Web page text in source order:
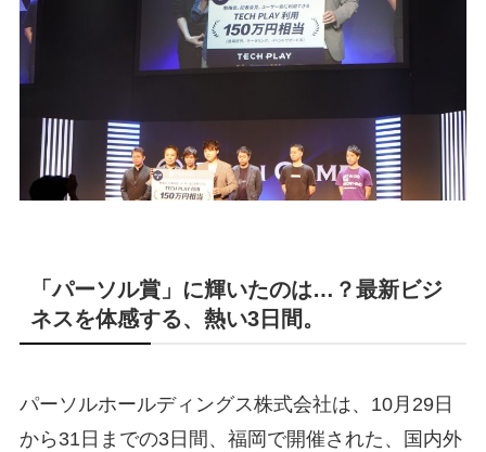
「パーソル賞」に輝いたのは…？最新ビジ
ネスを体感する、熱い3日間。
パーソルホールディングス株式会社は、10月29日
から31日までの3日間、福岡で開催された、国内外